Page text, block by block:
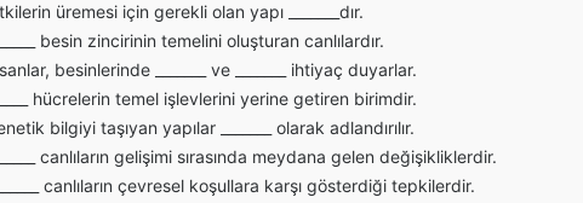
üremesi için gerekli olan yapı _______dır.
besin zincirinin temelini oluşturan canlılardır.
besinlerinde _______ ve _______ ihtiyaç duyarlar.
hücrelerin temel işlevlerini yerine getiren birimdir.
bilgiyi taşıyan yapılar _______ olarak adlandırılır.
canlıların gelişimi sırasında meydana gelen değişikliklerdir.
canlıların çevresel koşullara karşı gösterdiği tepkilerdir.